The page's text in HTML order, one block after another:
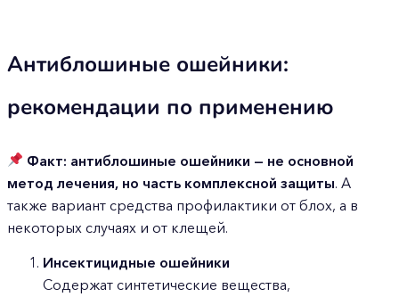
Антиблошиные ошейники:
рекомендации по применению
Факт: антиблошиные ошейники — не основной
метод лечения, но часть комплексной защиты. А
также вариант средства профилактики от блох, а в
некоторых случаях и от клещей.
Инсектицидные ошейники
Содержат синтетические вещества,